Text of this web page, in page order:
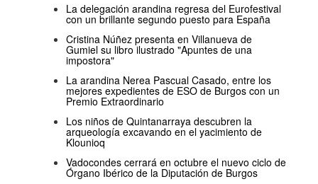
La delegación arandina regresa del Eurofestival
con un brillante segundo puesto para España
Cristina Núñez presenta en Villanueva de
Gumiel su libro ilustrado "Apuntes de una
impostora"
La arandina Nerea Pascual Casado, entre los
mejores expedientes de ESO de Burgos con un
Premio Extraordinario
Los niños de Quintanarraya descubren la
arqueología excavando en el yacimiento de
Klounioq
Vadocondes cerrará en octubre el nuevo ciclo de
Órgano Ibérico de la Diputación de Burgos